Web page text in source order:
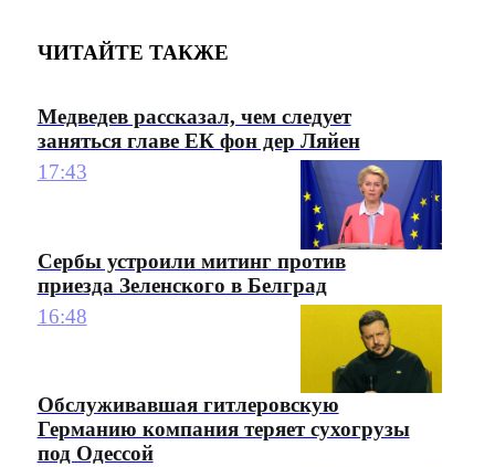
ЧИТАЙТЕ ТАКЖЕ
Медведев рассказал, чем следует
заняться главе ЕК фон дер Ляйен
17:43
Сербы устроили митинг против
приезда Зеленского в Белград
16:48
Обслуживавшая гитлеровскую
Германию компания теряет сухогрузы
под Одессой